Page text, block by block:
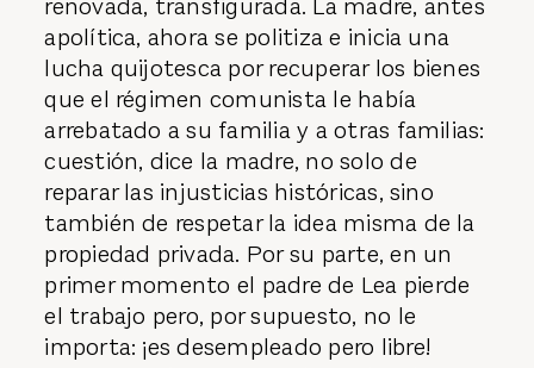
apolítica, ahora se politiza e inicia una
lucha quijotesca por recuperar los bienes
que el régimen comunista le había
arrebatado a su familia y a otras familias:
cuestión, dice la madre, no solo de
reparar las injusticias históricas, sino
también de respetar la idea misma de la
propiedad privada. Por su parte, en un
primer momento el padre de Lea pierde
el trabajo pero, por supuesto, no le
importa: ¡es desempleado pero libre!